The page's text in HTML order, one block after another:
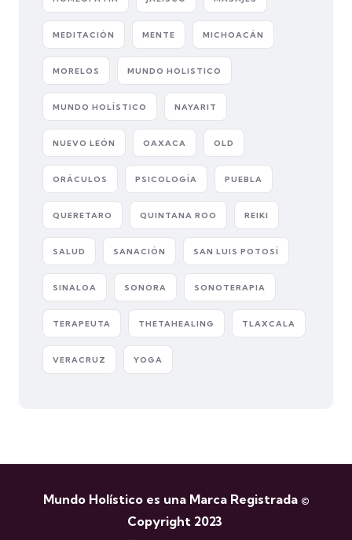
MEDITACIÓN MENTE MICHOACÁN
MORELOS MUNDO HOLISTICO
MUNDO HOLÍSTICO NAYARIT
NUEVO LEÓN OAXACA OLD
ORÁCULOS PSICOLOGÍA PUEBLA
QUERETARO QUINTANA ROO REIKI
SALUD SANACIÓN SAN LUIS POTOSÍ
SINALOA SONORA SONOTERAPIA
TERAPEUTA THETAHEALING TLAXCALA
VERACRUZ YOGA
Mundo Holístico es una Marca Registrada ©
Copyright 2023